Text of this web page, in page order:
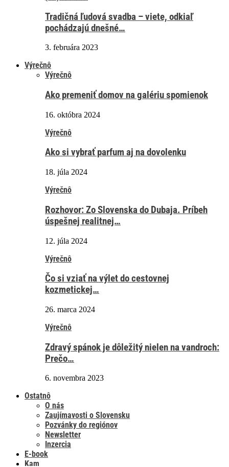
Tradičná ľudová svadba – viete, odkiaľ
pochádzajú dnešné…
3. februára 2023
Výrečnô
Výrečnô
Ako premeniť domov na galériu spomienok
16. októbra 2024
Výrečnô
Ako si vybrať parfum aj na dovolenku
18. júla 2024
Výrečnô
Rozhovor: Zo Slovenska do Dubaja. Príbeh
úspešnej realitnej…
12. júla 2024
Výrečnô
Čo si vziať na výlet do cestovnej
kozmetickej…
26. marca 2024
Výrečnô
Zdravý spánok je dôležitý nielen na vandroch:
Prečo…
6. novembra 2023
Ostatnô
O nás
Zaujímavosti o Slovensku
Pozvánky do regiónov
Newsletter
Inzercia
E-book
Kam